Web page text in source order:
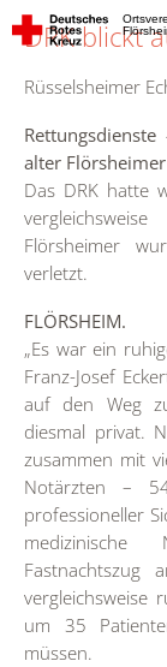
DRK blickt
Rüsselsheimer
alter
Das DRK hatte
Flörsheimer
verletzt.
FLÖRSHEIM.
„Es war ein
Franz-Josef
auf den Weg
diesmal privat.
zusammen mit
Notärzten –
professioneller
medizinische
Fastnachtszug
vergleichsweise
um 35
müssen.